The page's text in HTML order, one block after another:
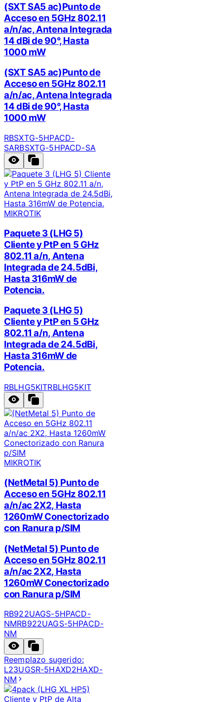
(SXT SA5 ac)Punto de
Acceso en 5GHz 802.11
a/n/ac, Antena Integrada
14 dBi de 90°, Hasta
1000 mW
(SXT SA5 ac)Punto de
Acceso en 5GHz 802.11
a/n/ac, Antena Integrada
14 dBi de 90°, Hasta
1000 mW
RBSXTG-5HPACD-
SARBSXTG-5HPACD-SA
MIKROTIK
Paquete 3 (LHG 5)
Cliente y PtP en 5 GHz
802.11 a/n, Antena
Integrada de 24.5dBi,
Hasta 316mW de
Potencia.
Paquete 3 (LHG 5)
Cliente y PtP en 5 GHz
802.11 a/n, Antena
Integrada de 24.5dBi,
Hasta 316mW de
Potencia.
RBLHG5KITRBLHG5KIT
MIKROTIK
(NetMetal 5) Punto de
Acceso en 5GHz 802.11
a/n/ac 2X2, Hasta
1260mW Conectorizado
con Ranura p/SIM
(NetMetal 5) Punto de
Acceso en 5GHz 802.11
a/n/ac 2X2, Hasta
1260mW Conectorizado
con Ranura p/SIM
RB922UAGS-5HPACD-
NMRB922UAGS-5HPACD-
NM
Reemplazo sugerido:
L23UGSR-5HAXD2HAXD-
NM